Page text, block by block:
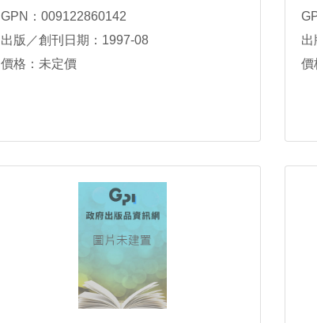
GPN：009122860142
出版／創刊日期：1997-08
價格：未定價
出
價